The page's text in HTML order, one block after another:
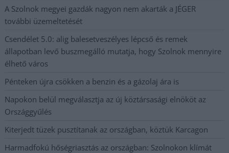
A Szolnok megyei gazdák nagyon nem akarták a JÉGER
további üzemeltetését
Csendélet 5.0: alig balesetveszélyes lépcső és remek
állapotban levő buszmegálló mutatja, hogy Szolnok mennyire
élhető város
Pénteken újra csökken a benzin és a gázolaj ára is
Napokon belül megválasztja az új köztársasági elnököt az
Országgyűlés
Kiterjedt tüzek pusztítanak az országban, köztük Karcagon
Harmadfokú hőségriasztás az országban: Szolnokon klímát